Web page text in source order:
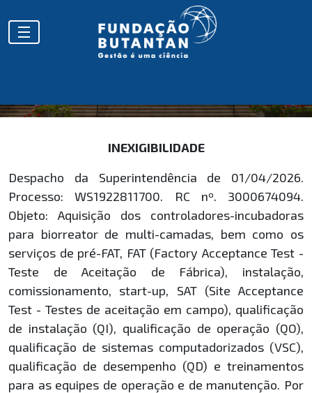
HOMOLOGAÇÕES
INEXIGIBILIDADE
Despacho da Superintendência de 01/04/2026.
Processo: WS1922811700. RC nº. 3000674094.
Objeto: Aquisição dos controladores-incubadoras
para biorreator de multi-camadas, bem como os
serviços de pré-FAT, FAT (Factory Acceptance Test -
Teste de Aceitação de Fábrica), instalação,
comissionamento, start-up, SAT (Site Acceptance
Test - Testes de aceitação em campo), qualificação
de instalação (QI), qualificação de operação (QO),
qualificação de sistemas computadorizados (VSC),
qualificação de desempenho (QD) e treinamentos
para as equipes de operação e de manutenção. Por